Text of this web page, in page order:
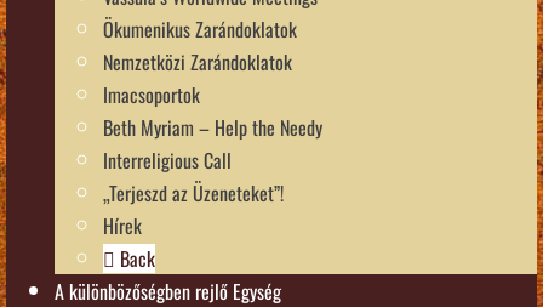
Ökumenikus Zarándoklatok
Nemzetközi Zarándoklatok
Imacsoportok
Beth Myriam – Help the Needy
Interreligious Call
„Terjeszd az Üzeneteket”!
Hírek
Back
A különbözőségben rejlő Egység